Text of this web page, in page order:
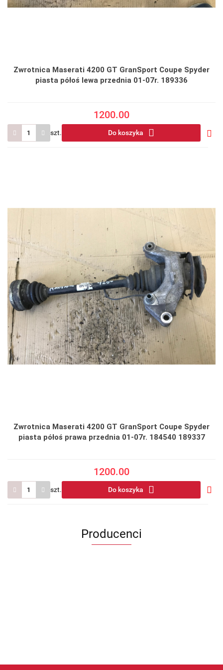
Zwrotnica Maserati 4200 GT GranSport Coupe Spyder
piasta półoś lewa przednia 01-07r. 189336
1200.00
szt. Do koszyka
Zwrotnica Maserati 4200 GT GranSport Coupe Spyder
piasta półoś prawa przednia 01-07r. 184540 189337
1200.00
szt. Do koszyka
Producenci